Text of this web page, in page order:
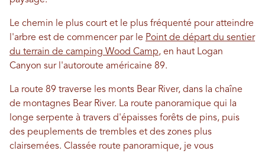
Le chemin le plus court et le plus fréquenté pour atteindre
l'arbre est de commencer par le Point de départ du sentier
du terrain de camping Wood Camp, en haut Logan
Canyon sur l'autoroute américaine 89.
La route 89 traverse les monts Bear River, dans la chaîne
de montagnes Bear River. La route panoramique qui la
longe serpente à travers d'épaisses forêts de pins, puis
des peuplements de trembles et des zones plus
clairsemées. Classée route panoramique, je vous